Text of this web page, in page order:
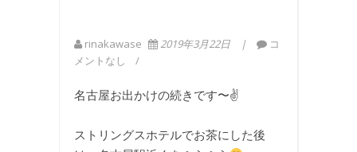
rinakawase 2019年3月22日
コ
メントなし
名古屋お出かけの続きです〜✌️
ストリングスホテルでお茶にした後